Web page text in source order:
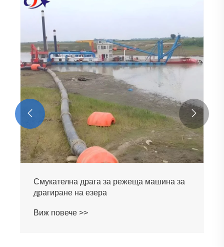
Смукателна драга за режеща машина за
драгиране на езера
Виж повече >>
 